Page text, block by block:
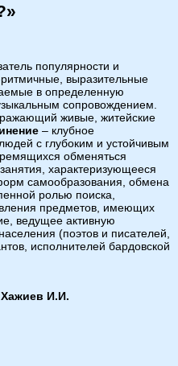
популярности и
выразительные
в определенную
сопровождением.
живые, житейские
– клубное
с глубоким и устойчивым
обменяться
характеризующееся
самообразования, обмена
ролью поиска,
предметов, имеющих
ведущее активную
(поэтов и писателей,
исполнителей бардовской